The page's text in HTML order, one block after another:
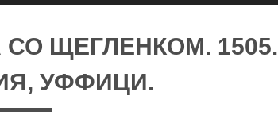
ЩЕГЛЕНКОМ. 1505.
УФФИЦИ.